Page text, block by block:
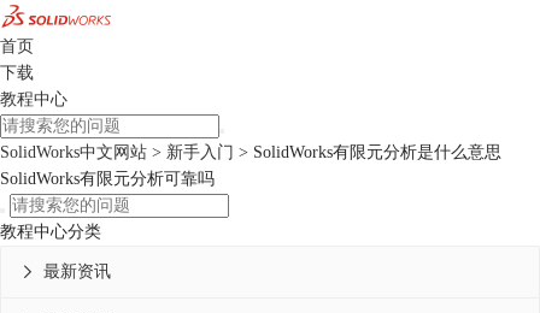
首页
下载
教程中心
SolidWorks中文网站 > 新手入门 > SolidWorks有限元分析是什么意思
SolidWorks有限元分析可靠吗
教程中心分类
最新资讯
